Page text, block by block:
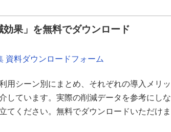
果」を無料でダウンロード
資料ダウンロードフォーム
用シーン別にまとめ、それぞれの導入メリッ
しています。実際の削減データを参考にしな
てください。無料でダウンロードいただけま